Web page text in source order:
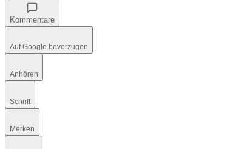
Kommentare
Auf Google bevorzugen
Anhören
Schrift
Merken